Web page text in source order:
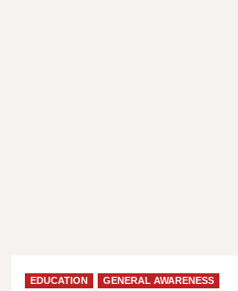
EDUCATION GENERAL AWARENESS